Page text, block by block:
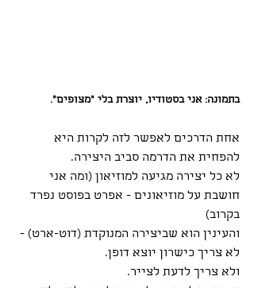
בתמונה: אני בסטודיו, יוצרת בלי "מצופים".
אחת הדרכים לאפשר לזה לקרות היא
להפחית את הדרמה סביב היצירה.
לא כל יצירה מגיעה למוזיאון (ומה אני
חושבת על מוזיאונים - אפרט בפוסט נפרד
בקרוב)
והעינין הוא שביצירה המנוקדת (דוט-ארט) -
לא צריך כישרון יוצא דופן.
ולא צריך לדעת לצייר.